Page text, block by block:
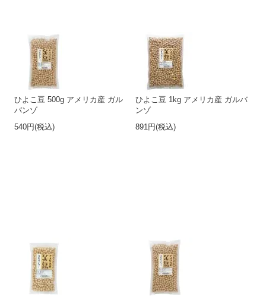
ひよこ豆 500g アメリカ産 ガル
バンゾ
540円(税込)
ひよこ豆 1kg アメリカ産 ガルバ
ンゾ
891円(税込)